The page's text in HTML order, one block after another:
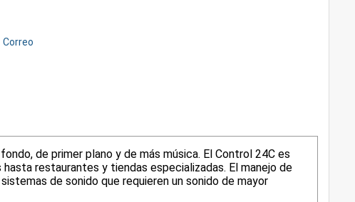
Correo
de primer plano y de más música. El Control 24C es
restaurantes y tiendas especializadas. El manejo de
de sonido que requieren un sonido de mayor